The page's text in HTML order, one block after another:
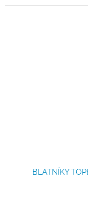
BLATNÍKY